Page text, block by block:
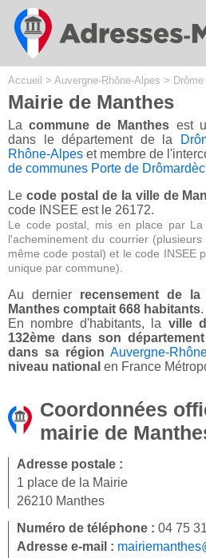
Accueil > Auvergne-Rhône-Alpes > Drôme
Mairie de Manthes
Lacommune de Manthes est
dans le département de la
Rhône-Alpes et membre de
de communes Porte de
Le code postal de la ville de
code INSEE est le 26172.
Le code postal, mis en place par
l'acheminement du courrier
même code postal) et le code INSEE
unique par commune).
Au dernier recensement de la
Manthes comptait 668 habitants.
En nombre d'habitants, la ville
132ème dans son département
dans sa région Auvergne-
niveau national en France
Coordonnées
mairie de
Adresse postale :
1 place de la Mairie
26210 Manthes
Numéro de téléphone : 04 75
Adresse e-mail :
Cookies management panel